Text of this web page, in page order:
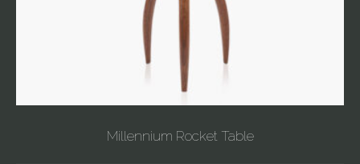
Millennium Rocket Table